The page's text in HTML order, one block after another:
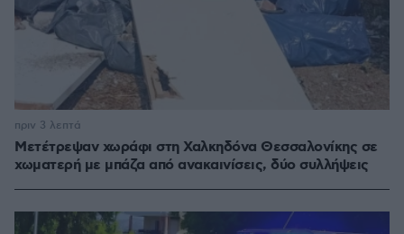
Μετέτρεψαν χωράφι στη Χαλκηδόνα Θεσσαλονίκης σε
χωματερή με μπάζα από ανακαινίσεις, δύο συλλήψεις
πριν 3 λεπτά